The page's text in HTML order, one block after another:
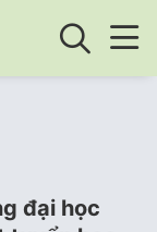
đại học